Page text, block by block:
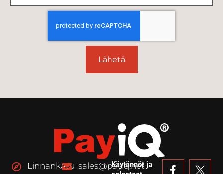
Lähetä
Linnankatu sales@payiq.net
Käytännöt ja